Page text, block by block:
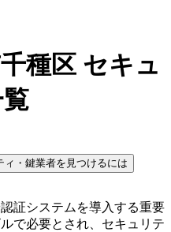
種区 セキュ
ィ・鍵業者を見つけるには
証システムを導入する重要
で必要とされ、セキュリテ